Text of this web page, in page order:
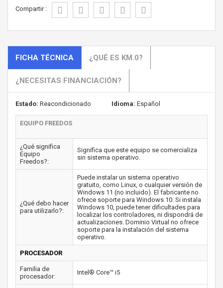
Compartir :
FICHA TÉCNICA ¿QUÉ ES KM.0?
¿NECESITAS FINANCIACIÓN?
Estado: Reacondicionado Idioma: Español
EQUIPO FREEDOS
¿Qué significa
Equipo
Freedos?:
Significa que este equipo se comercializa
sin sistema operativo.
¿Qué debo hacer
para utilizarlo?:
Puede instalar un sistema operativo
gratuito, como Linux, o cualquier versión de
Windows 11 (no incluido). El fabricante no
ofrece soporte para Windows 10. Si instala
Windows 10, puede tener dificultades para
localizar los controladores, ni dispondrá de
actualizaciones. Dominio Virtual no ofrece
soporte para la instalación del sistema
operativo.
PROCESADOR
Familia de
procesador:
Intel® Core™ i5